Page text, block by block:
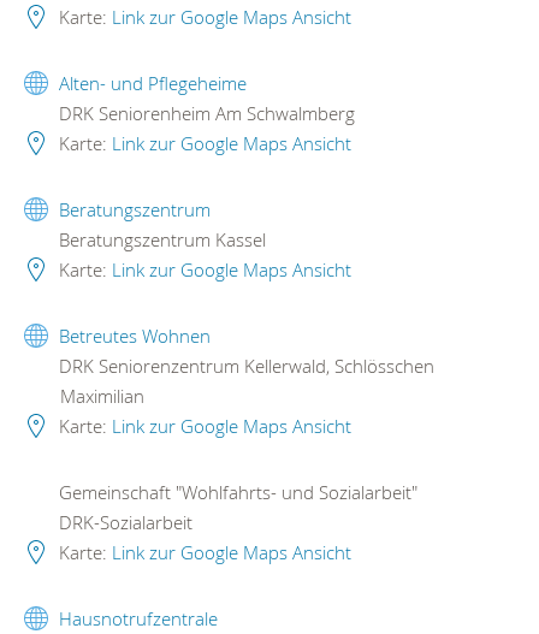
Karte: Link zur Google Maps Ansicht
Alten- und Pflegeheime
DRK Seniorenheim Am Schwalmberg
Karte: Link zur Google Maps Ansicht
Beratungszentrum
Beratungszentrum Kassel
Karte: Link zur Google Maps Ansicht
Betreutes Wohnen
DRK Seniorenzentrum Kellerwald, Schlösschen
Maximilian
Karte: Link zur Google Maps Ansicht
Gemeinschaft "Wohlfahrts- und Sozialarbeit"
DRK-Sozialarbeit
Karte: Link zur Google Maps Ansicht
Hausnotrufzentrale